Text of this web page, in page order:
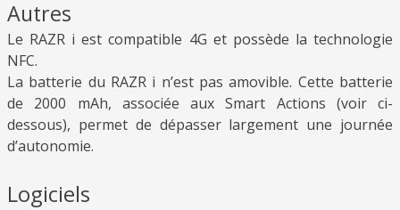
Autres
Le RAZR i est compatible 4G et possède la technologie
NFC.
La batterie du RAZR i n’est pas amovible. Cette batterie
de 2000 mAh, associée aux Smart Actions (voir ci-
dessous), permet de dépasser largement une journée
d’autonomie.
Logiciels